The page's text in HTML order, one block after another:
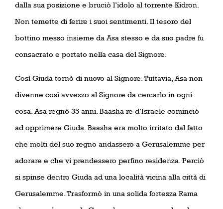
dalla sua posizione e bruciò l’idolo al torrente Kidron.
Non temette di ferire i suoi sentimenti. Il tesoro del
bottino messo insieme da Asa stesso e da suo padre fu
consacrato e portato nella casa del Signore.
Così Giuda tornò di nuovo al Signore. Tuttavia, Asa non
divenne così avvezzo al Signore da cercarlo in ogni
cosa. Asa regnò 35 anni. Baasha re d’Israele cominciò
ad opprimere Giuda. Baasha era molto irritato dal fatto
che molti del suo regno andassero a Gerusalemme per
adorare e che vi prendessero perfino residenza. Perciò
si spinse dentro Giuda ad una località vicina alla città di
Gerusalemme. Trasformò in una solida fortezza Rama